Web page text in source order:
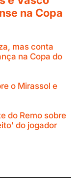
na Copa
mas conta
na Copa do
o Mirassol e
do Remo sobre
do jogador